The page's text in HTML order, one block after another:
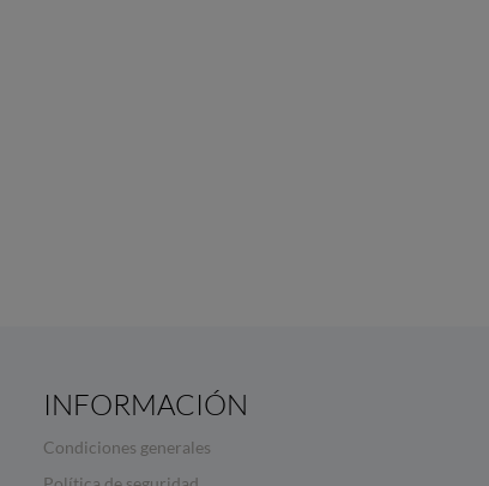
INFORMACIÓN
Condiciones generales